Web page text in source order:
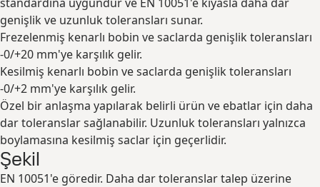
genişlik ve uzunluk toleransları sunar.
Frezelenmiş kenarlı bobin ve saclarda genişlik toleransları
-0/+20 mm'ye karşılık gelir.
Kesilmiş kenarlı bobin ve saclarda genişlik toleransları
-0/+2 mm'ye karşılık gelir.
Özel bir anlaşma yapılarak belirli ürün ve ebatlar için daha
dar toleranslar sağlanabilir. Uzunluk toleransları yalnızca
boylamasına kesilmiş saclar için geçerlidir.
Şekil
EN 10051'e göredir. Daha dar toleranslar talep üzerine